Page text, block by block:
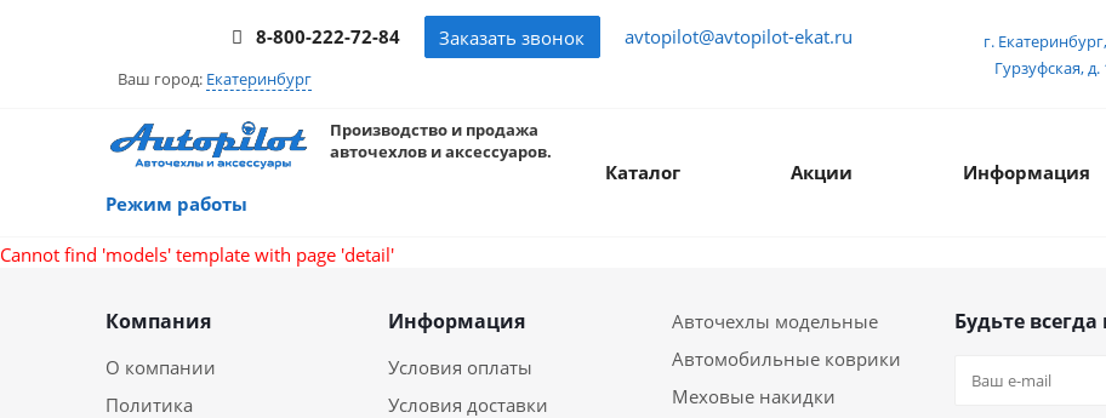
8-800-222-72-84 Заказать звонок avtopilot@avtopilot-ekat.ru
Ваш город: Екатеринбург
г.
Гурзуфская, д.
Производство и продажа
авточехлов и аксессуаров.
Режим работы
Каталог Акции Информация
Cannot find 'models' template with page 'detail'
Компания
О компании
Политика
Информация
Условия оплаты
Условия доставки
Авточехлы модельные
Автомобильные коврики
Меховые накидки
Будьте всегда